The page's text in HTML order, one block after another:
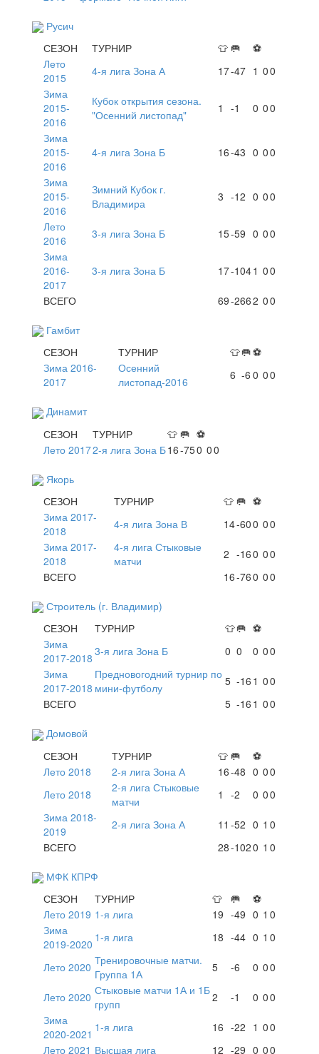
Русич
СЕЗОН
ТУРНИР 👕 🥅
⚽
Лето
2015
4-я лига Зона А 17-47 1 00
Зима
2015-
2016
Кубок открытия сезона.
"Осенний листопад"
1 -1 0 00
Зима
2015-
2016
4-я лига Зона Б 16-43 0 00
Зима
2015-
2016
Зимний Кубок г.
Владимира
3 -12 0 00
Лето
2016
3-я лига Зона Б 15-59 0 00
Зима
2016-
2017
3-я лига Зона Б 17-1041 00
ВСЕГО 69-2662 00
Гамбит
СЕЗОН
ТУРНИР 👕🥅⚽
Зима 2016-
2017
Осенний
листопад-2016
6 -6 0 00
Динамит
СЕЗОН
ТУРНИР 👕 🥅 ⚽
Лето 20172-я лига Зона Б16-750 00
Якорь
СЕЗОН
ТУРНИР 👕 🥅 ⚽
Зима 2017-
2018
4-я лига Зона В 14-600 00
Зима 2017-
2018
4-я лига Стыковые
матчи
2 -160 00
ВСЕГО
16-760 00
Строитель (г. Владимир)
СЕЗОН
ТУРНИР 👕🥅 ⚽
Зима
2017-2018 3-я лига Зона Б 0 0 0 00
Зима
2017-2018
Предновогодний турнир по
мини-футболу
5 -16 1 00
ВСЕГО
5 -16 1 00
Домовой
СЕЗОН
ТУРНИР 👕 🥅
⚽
Лето 2018
2-я лига Зона А 16-48 0 00
Лето 2018
2-я лига Стыковые
матчи
1 -2 0 00
Зима 2018-
2019
2-я лига Зона А 11 -52 0 1 0
ВСЕГО
28-1020 1 0
МФК КПРФ
СЕЗОН
ТУРНИР 👕 🥅
⚽
Лето 2019 1-я лига 19 -49 0 1 0
Зима
2019-2020 1-я лига 18 -44 0 1 0
Лето 2020 Тренировочные матчи.
Группа 1А
5 -6 0 00
Лето 2020 Стыковые матчи 1А и 1Б
групп
2 -1 0 00
Зима
2020-2021 1-я лига 16 -22 1 00
Лето 2021 Высшая лига 12 -29 0 00